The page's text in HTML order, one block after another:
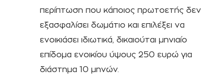
περίπτωση που κάποιος πρωτοετής δεν
εξασφαλίσει δωμάτιο και επιλέξει να
ενοικιάσει ιδιωτικά, δικαιούται μηνιαίο
επίδομα ενοικίου ύψους 250 ευρώ για
διάστημα 10 μηνών.